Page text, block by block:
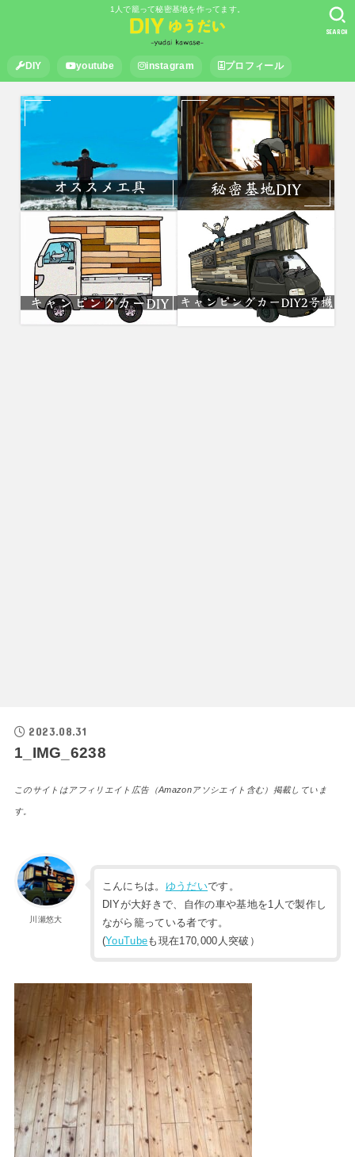
1人で籠って秘密基地を作ってます。
DIY youtube instagram プロフィール
SEARCH
2023.08.31
1_IMG_6238
このサイトはアフィリエイト広告（Amazonアソシエイト含む）掲載していま
す。
川瀬悠大
こんにちは。 ゆうだいです。
DIYが大好きで、自作の車や基地を1人で製作し
ながら籠っている者です。
(YouTubeも現在170,000人突破）